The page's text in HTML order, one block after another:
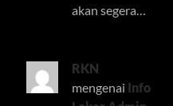
akan segera…
RKN
mengenai Info